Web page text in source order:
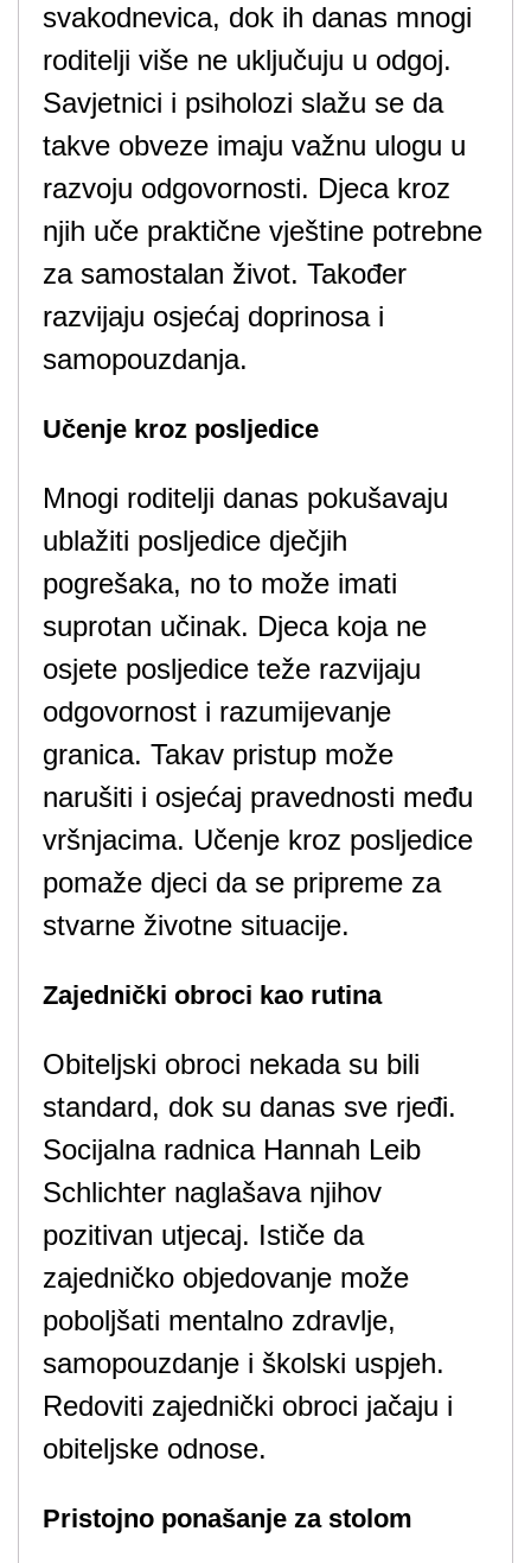
svakodnevica, dok ih danas mnogi
roditelji više ne uključuju u odgoj.
Savjetnici i psiholozi slažu se da
takve obveze imaju važnu ulogu u
razvoju odgovornosti. Djeca kroz
njih uče praktične vještine potrebne
za samostalan život. Također
razvijaju osjećaj doprinosa i
samopouzdanja.
Učenje kroz posljedice
Mnogi roditelji danas pokušavaju
ublažiti posljedice dječjih
pogrešaka, no to može imati
suprotan učinak. Djeca koja ne
osjete posljedice teže razvijaju
odgovornost i razumijevanje
granica. Takav pristup može
narušiti i osjećaj pravednosti među
vršnjacima. Učenje kroz posljedice
pomaže djeci da se pripreme za
stvarne životne situacije.
Zajednički obroci kao rutina
Obiteljski obroci nekada su bili
standard, dok su danas sve rjeđi.
Socijalna radnica Hannah Leib
Schlichter naglašava njihov
pozitivan utjecaj. Ističe da
zajedničko objedovanje može
poboljšati mentalno zdravlje,
samopouzdanje i školski uspjeh.
Redoviti zajednički obroci jačaju i
obiteljske odnose.
Pristojno ponašanje za stolom